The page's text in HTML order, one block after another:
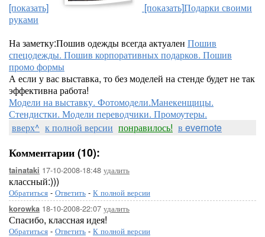
[показать] [показать]Подарки своими
руками
На заметку:Пошив одежды всегда актуален Пошив
спецодежды. Пошив корпоративных подарков. Пошив
промо формы
А если у вас выставка, то без моделей на стенде будет не так
эффективна работа!
Модели на выставку. Фотомодели.Манекенщицы.
Стендистки. Модели переводчики. Промоутеры.
вверх^ к полной версии понравилось! в evernote
Комментарии (10):
tainataki 17-10-2008-18:48 удалить
классный:)))
Обратиться - Ответить - К полной версии
korowka 18-10-2008-22:07 удалить
Спасибо, классная идея!
Обратиться - Ответить - К полной версии